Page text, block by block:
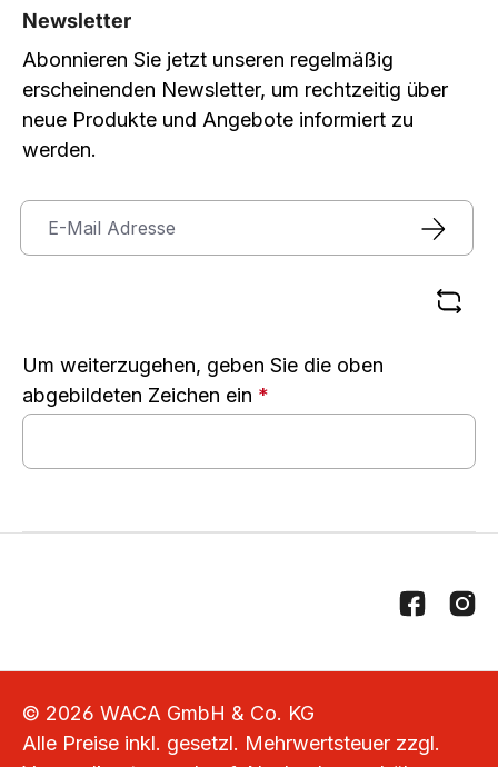
Newsletter
Abonnieren Sie jetzt unseren regelmäßig
erscheinenden Newsletter, um rechtzeitig über
neue Produkte und Angebote informiert zu
werden.
Um weiterzugehen, geben Sie die oben
abgebildeten Zeichen ein *
© 2026 WACA GmbH & Co. KG
Alle Preise inkl. gesetzl. Mehrwertsteuer zzgl.